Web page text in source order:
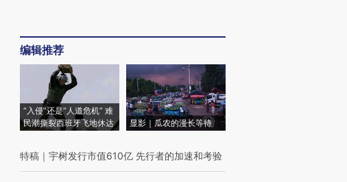
编辑推荐
“入侵”还是“人道危机” 难
民潮撕裂西班牙飞地休达
显影｜瓜农的漫长等待
特稿 ｜ 宇树发行市值610亿 先行者的加速和考验